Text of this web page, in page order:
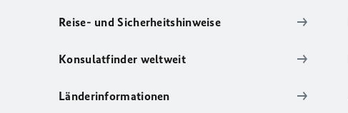
Reise- und Sicherheitshinweise
Konsulatfinder weltweit
Länderinformationen